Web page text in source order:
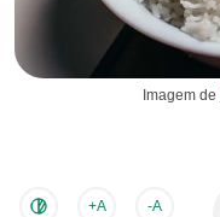
Imagem de
+A -A